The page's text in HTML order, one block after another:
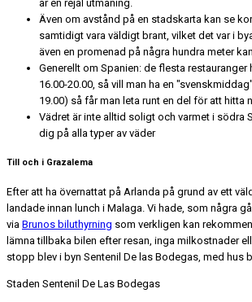
är en rejäl utmaning.
Även om avstånd på en stadskarta kan se
samtidigt vara väldigt brant, vilket det var i
även en promenad på några hundra meter
Generellt om Spanien: de flesta restauranger
16.00-20.00, så vill man ha en
19.00) så får man leta runt en del för att hitta
Vädret är inte alltid soligt och varmet i södra
dig på alla typer av väder
Till och i Grazalema
Efter att ha övernattat på Arlanda på grund av ett
landade innan lunch i Malaga. Vi hade, som några
via Brunos biluthyrning som verkligen kan
lämna tillbaka bilen efter resan, inga milkostnader
stopp blev i byn Sentenil De las Bodegas, med hus
Staden Sentenil De Las Bodegas